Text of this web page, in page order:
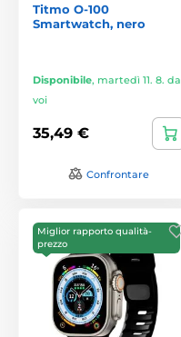
Titmo O-100
Smartwatch, nero
Disponibile, martedì 11. 8. da
voi
35,49 €
Confrontare
Miglior rapporto qualità-
prezzo